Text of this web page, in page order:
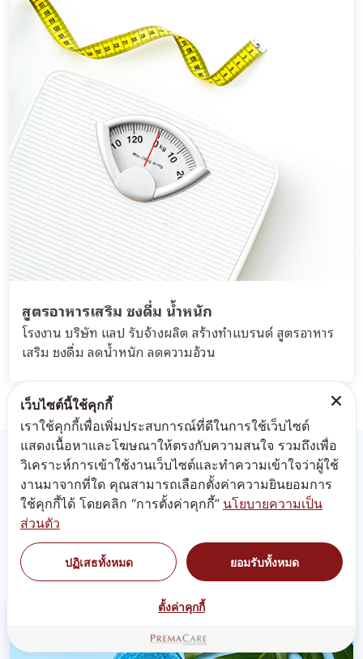
สูตรอาหารเสริม ชงดื่ม น้ำหนัก
โรงงาน บริษัท แลป รับจ้างผลิต สร้างทำแบรนด์ สูตรอาหาร
เสริม ชงดื่ม ลดน้ำหนัก ลดความอ้วน
ประเภท
ผลิตอาหารเสริม
เว็บไซต์นี้ใช้คุกกี้
เราใช้คุกกี้เพื่อเพิ่มประสบการณ์ที่ดีในการใช้เว็บไซต์
แสดงเนื้อหาและโฆษณาให้ตรงกับความสนใจ รวมถึงเพื่อ
วิเคราะห์การเข้าใช้งานเว็บไซต์และทำความเข้าใจว่าผู้ใช้
งานมาจากที่ใด คุณสามารถเลือกตั้งค่าความยินยอมการ
ใช้คุกกี้ได้ โดยคลิก “การตั้งค่าคุกกี้” นโยบายความเป็น
ส่วนตัว
ปฏิเสธทั้งหมด ยอมรับทั้งหมด
ตั้งค่าคุกกี้